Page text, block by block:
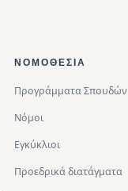
ΝΟΜΟΘΕΣΊΑ
Προγράμματα Σπουδών
Νόμοι
Εγκύκλιοι
Προεδρικά διατάγματα